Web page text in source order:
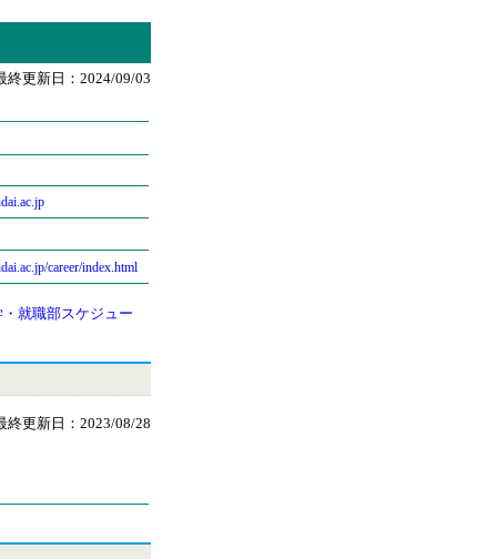
終更新日：2024/09/03
career/index.html
・就職部スケジュー
終更新日：2023/08/28